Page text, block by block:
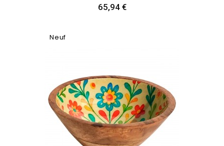
Prix
65,94 €
Neuf